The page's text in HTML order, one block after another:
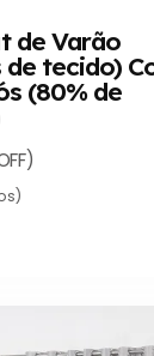
de Varão
de tecido)
(80% de